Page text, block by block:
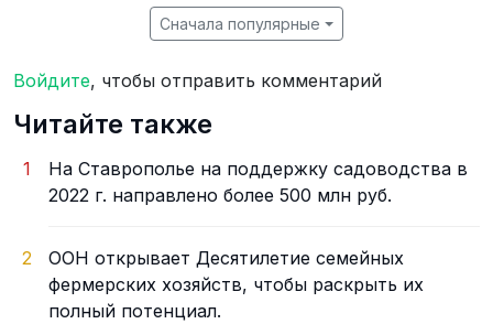
Сначала популярные
Войдите, чтобы отправить комментарий
Читайте также
1
На Ставрополье на поддержку садоводства в
2022 г. направлено более 500 млн руб.
2
ООН открывает Десятилетие семейных
фермерских хозяйств, чтобы раскрыть их
полный потенциал.